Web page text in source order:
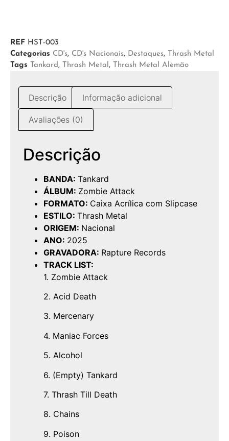
REF HST-003
Categorias CD's, CD's Nacionais, Destaques, Thrash Metal
Tags Tankard , Thrash Metal , Thrash Metal Alemão
Descrição Informação adicional
Avaliações (0)
Descrição
BANDA: Tankard
ÁLBUM: Zombie Attack
FORMATO: Caixa Acrílica com Slipcase
ESTILO: Thrash Metal
ORIGEM: Nacional
ANO: 2025
GRAVADORA: Rapture Records
TRACK LIST:
1. Zombie Attack
2. Acid Death
3. Mercenary
4. Maniac Forces
5. Alcohol
6. (Empty) Tankard
7. Thrash Till Death
8. Chains
9. Poison